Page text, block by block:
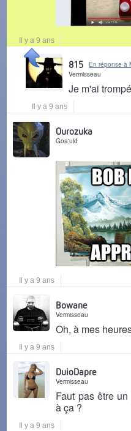
Il y a 9 ans
815
En réponse à
Vermisseau
Je m'ai
Il y a 9 ans
Ourozuka
Goa'uld
Il y a 9 ans
Bowane
Vermisseau
Oh, à mes
Il y a 9 ans
DuioDapre
Vermisseau
Faut pas être
à ça ?
Il y a 9 ans